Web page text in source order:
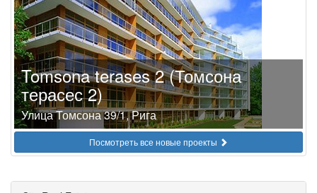
Tomsona terases 2 (Томсона
терасес 2)
Улица Томсона 39/1, Рига
Посмотреть все новые проекты